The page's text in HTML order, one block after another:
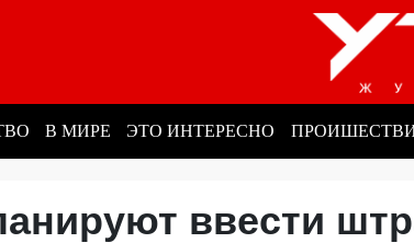
В МИРЕ ЭТО ИНТЕРЕСНО
ввести